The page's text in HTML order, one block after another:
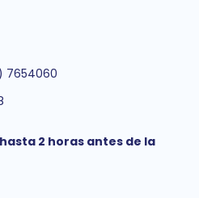
7654060
2 horas antes de la